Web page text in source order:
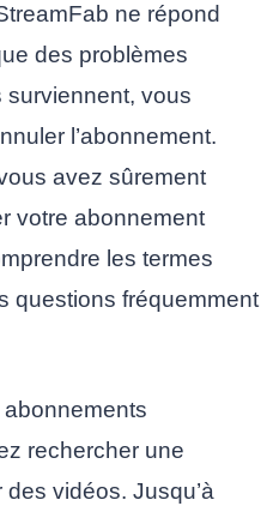
ne répond
des problèmes
vous
l’abonnement.
avez sûrement
votre abonnement
les termes
questions fréquemment
rechercher une
vidéos. Jusqu’à